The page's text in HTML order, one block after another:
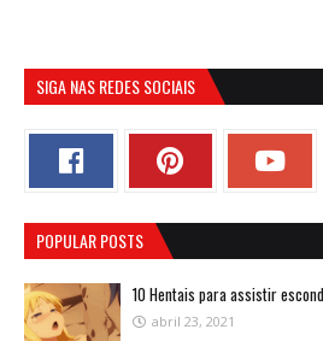
SIGA NAS REDES SOCIAIS
POPULAR POSTS
10 Hentais para assistir
abril 23, 2021